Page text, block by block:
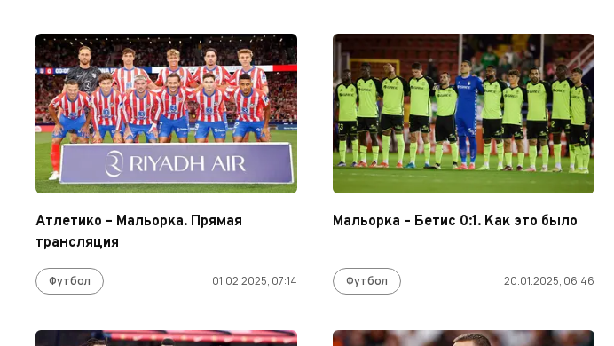
Атлетико – Мальорка. Прямая
трансляция
Футбол 01.02.2025, 07:14
Мальорка – Бетис 0:1. Как это было
Футбол 20.01.2025, 06:46